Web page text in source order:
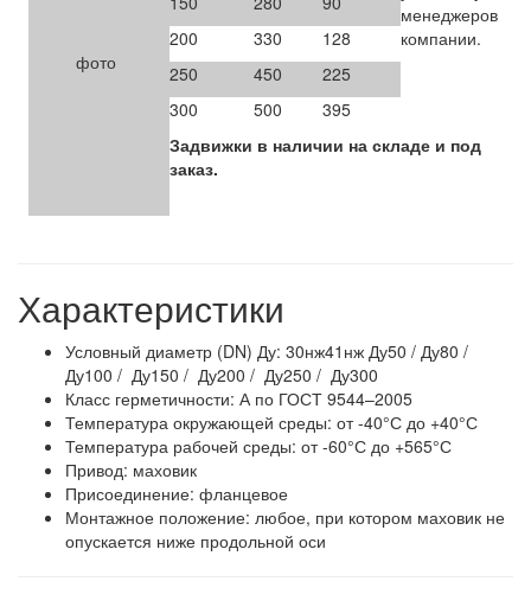
фото
менеджеров
компании.
200
330
128
250
450
225
300
500
395
Задвижки в наличии на складе и под
заказ.
Характеристики
Условный диаметр (DN) Ду: 30нж41нж Ду50 / Ду80 /
Ду100 / Ду150 / Ду200 / Ду250 / Ду300
Класс герметичности: А по ГОСТ 9544–2005
Температура окружающей среды: от -40°С до +40°С
Температура рабочей среды: от -60°С до +565°С
Привод: маховик
Присоединение: фланцевое
Монтажное положение: любое, при котором маховик не
опускается ниже продольной оси